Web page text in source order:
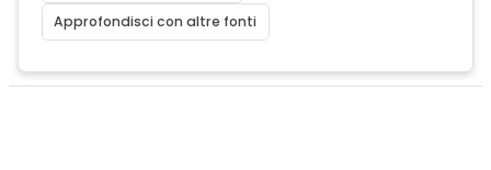
Approfondisci con altre fonti